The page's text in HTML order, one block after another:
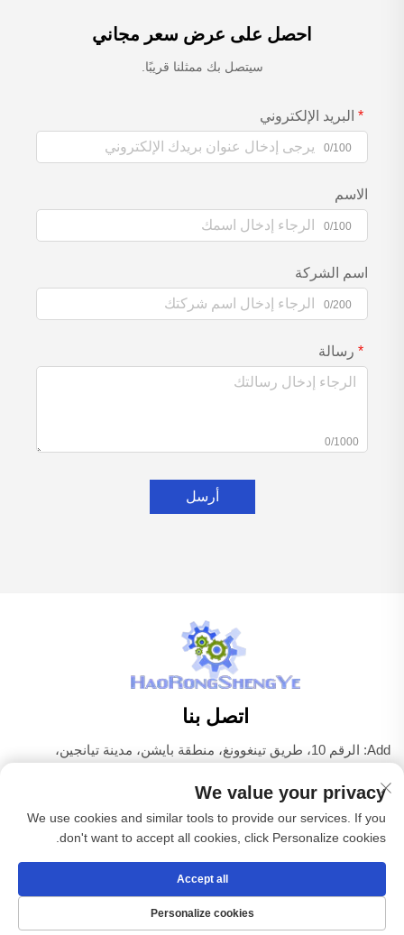
احصل على عرض سعر مجاني
سيتصل بك ممثلنا قريبًا.
البريد الإلكتروني
0/100
الاسم
0/100
اسم الشركة
0/200
رسالة
0/1000
أرسل
اتصل بنا
Add: الرقم 10، طريق تينغوونغ، منطقة بايشن، مدينة تيانجين،
هاتف:+86-22 83703208
البريد الإلكتروني: [email protected]
حقوق الطبع والنشر © شركة تيانجين هاوروينغشينغيه لمعدات
الكهرباء المحدودة جميع الحقوق محفوظة -
We value your privacy
We use cookies and similar tools to provide our services. If you
don't want to accept all cookies, click Personalize cookies.
Personalize cookies
Accept all